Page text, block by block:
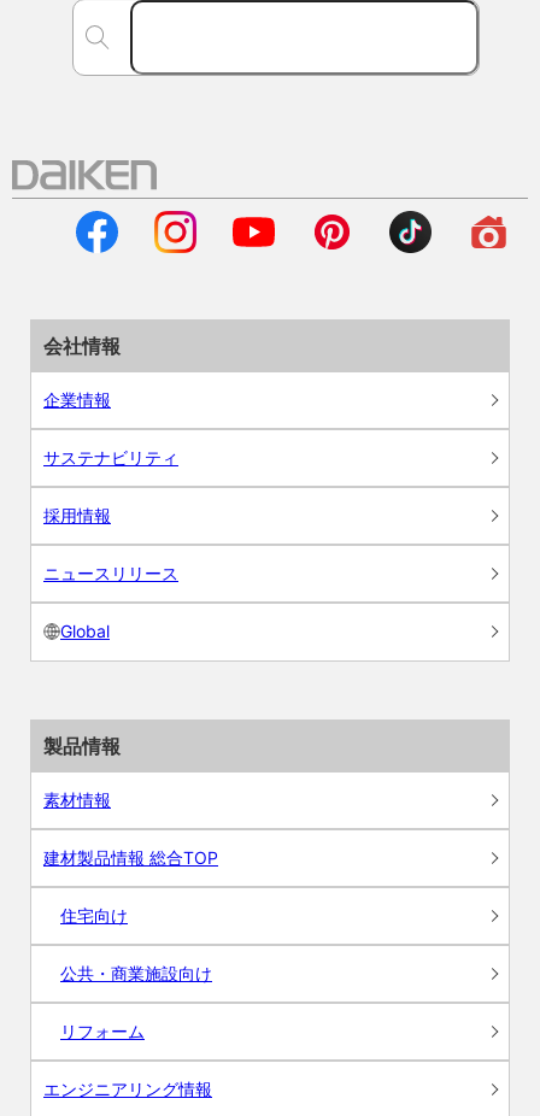
会社情報
企業情報
サステナビリティ
採用情報
ニュースリリース
Global
製品情報
素材情報
建材製品情報 総合TOP
住宅向け
公共・商業施設向け
リフォーム
エンジニアリング情報